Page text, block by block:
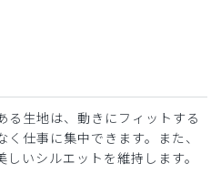
る生地は、動きにフィットする
く仕事に集中できます。また、
しいシルエットを維持します。